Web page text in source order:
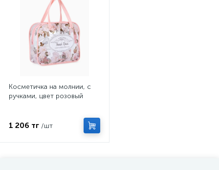
Косметичка на молнии, с
ручками, цвет розовый
1 206 тг /шт